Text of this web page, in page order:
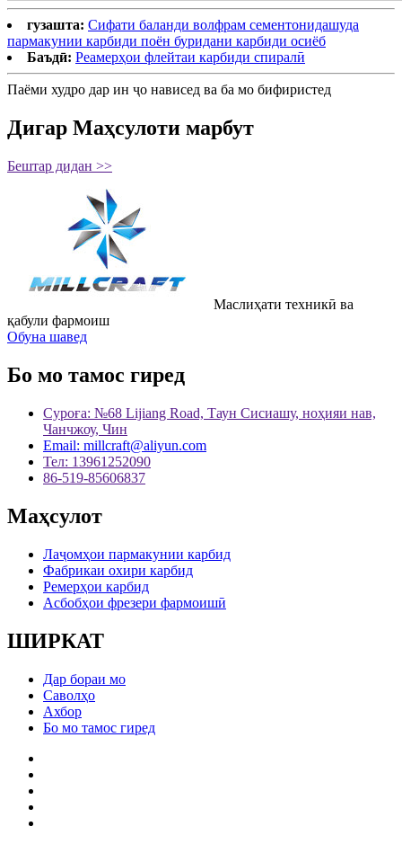
гузашта: Сифати баланди волфрам сементонидашуда
пармакунии карбиди поён буридани карбиди осиёб
Баъдӣ: Реамерҳои флейтаи карбиди спиралӣ
Паёми худро дар ин ҷо нависед ва ба мо бифиристед
Дигар Маҳсулоти марбут
Бештар дидан >>
Маслиҳати техникӣ ва
қабули фармоиш
Обуна шавед
Бо мо тамос гиред
Суроға: №68 Lijiang Road, Таун Сисиашу, ноҳияи нав,
Чанчжоу, Чин
Email: millcraft@aliyun.com
Тел: 13961252090
86-519-85606837
Маҳсулот
Лаҷомҳои пармакунии карбид
Фабрикаи охири карбид
Ремерҳои карбид
Асбобҳои фрезери фармоишӣ
ШИРКАТ
Дар бораи мо
Саволҳо
Ахбор
Бо мо тамос гиред